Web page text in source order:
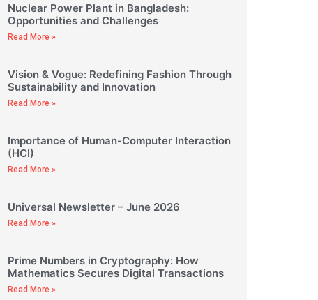
Nuclear Power Plant in Bangladesh:
Opportunities and Challenges
Read More »
Vision & Vogue: Redefining Fashion Through
Sustainability and Innovation
Read More »
Importance of Human-Computer Interaction
(HCI)
Read More »
Universal Newsletter – June 2026
Read More »
Prime Numbers in Cryptography: How
Mathematics Secures Digital Transactions
Read More »